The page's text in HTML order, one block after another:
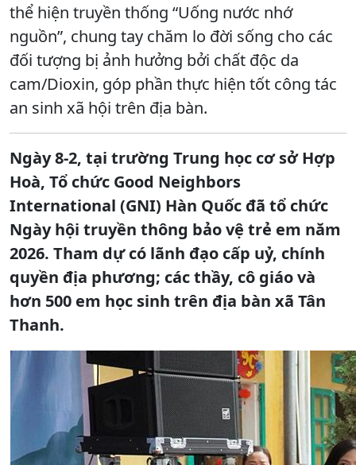
thể hiện truyền thống “Uống nước nhớ
nguồn”, chung tay chăm lo đời sống cho các
đối tượng bị ảnh hưởng bởi chất độc da
cam/Dioxin, góp phần thực hiện tốt công tác
an sinh xã hội trên địa bàn.
Ngày 8-2, tại trường Trung học cơ sở Hợp
Hoà, Tổ chức Good Neighbors
International (GNI) Hàn Quốc đã tổ chức
Ngày hội truyền thông bảo vệ trẻ em năm
2026. Tham dự có lãnh đạo cấp uỷ, chính
quyền địa phương; các thầy, cô giáo và
hơn 500 em học sinh trên địa bàn xã Tân
Thanh.